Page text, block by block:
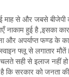
माह से और जबसे
नाकाम हुई है ,इसका
और अपर्याप्त फण्ड के
फ्लू से लगातार
सही से इलाज नहीं हो
है कि सरकार को जनता